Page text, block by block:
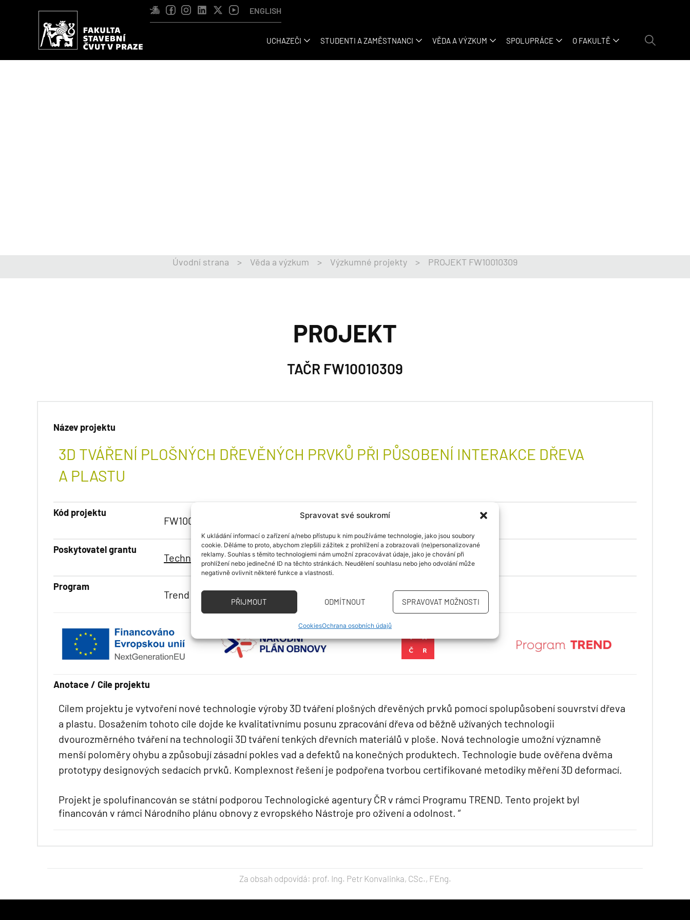
Spravovat své soukromí
K ukládání informací o zařízení a/nebo přístupu k nim používáme technologie, jako jsou soubory
cookie. Děláme to proto, abychom zlepšili zážitek z prohlížení a zobrazovali (ne)personalizované
reklamy. Souhlas s těmito technologiemi nám umožní zpracovávat údaje, jako je chování při
prohlížení nebo jedinečné ID na těchto stránkách. Neudělení souhlasu nebo jeho odvolání může
negativně ovlivnit některé funkce a vlastnosti.
PŘIJMOUT ODMÍTNOUT SPRAVOVAT MOŽNOSTI
CookiesOchrana osobních údajů
ENGLISH
UCHAZEČI STUDENTI A ZAMĚSTNANCI VĚDA A VÝZKUM SPOLUPRÁCE O FAKULTĚ
Úvodní strana > Věda a výzkum > Výzkumné projekty > PROJEKT FW10010309
PROJEKT
TAČR FW10010309
Název projektu
3D TVÁŘENÍ PLOŠNÝCH DŘEVĚNÝCH PRVKŮ PŘI PŮSOBENÍ INTERAKCE DŘEVA
A PLASTU
Kód projektu
FW10010309
Poskytovatel grantu
Technologická agentura ČR
Program
Trend
Anotace / Cíle projektu
Cílem projektu je vytvoření nové technologie výroby 3D tváření plošných dřevěných prvků pomocí spolupůsobení souvrství dřeva
a plastu. Dosažením tohoto cíle dojde ke kvalitativnímu posunu zpracování dřeva od běžně užívaných technologii
dvourozměrného tváření na technologii 3D tváření tenkých dřevních materiálů v ploše. Nová technologie umožní významně
menší poloměry ohybu a způsobují zásadní pokles vad a defektů na konečných produktech. Technologie bude ověřena dvěma
prototypy designových sedacích prvků. Komplexnost řešení je podpořena tvorbou certifikované metodiky měření 3D deformací.
Projekt je spolufinancován se státní podporou Technologické agentury ČR v rámci Programu TREND. Tento projekt byl
financován v rámci Národního plánu obnovy z evropského Nástroje pro oživení a odolnost. “
Za obsah odpovídá: prof. Ing. Petr Konvalinka, CSc., FEng.